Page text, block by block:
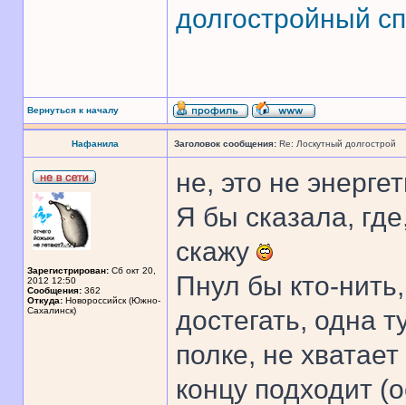
долгостройный
Вернуться к началу
Нафанила Заголовок сообщения: Re: Лоскутный долгострой
Зарегистрирован: Сб окт 20,
2012 12:50
Сообщения: 362
Откуда: Новороссийск (Южно-
Сахалинск)
не, это не
Я бы сказала,
скажу
Пнул бы кто-
достегать, одна
полке, не
концу подходит